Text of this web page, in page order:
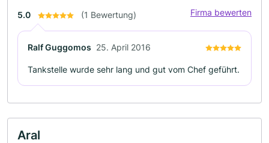
5.0 (1 Bewertung) Firma bewerten
Ralf Guggomos 25. April 2016
Tankstelle wurde sehr lang und gut vom Chef geführt.
Aral